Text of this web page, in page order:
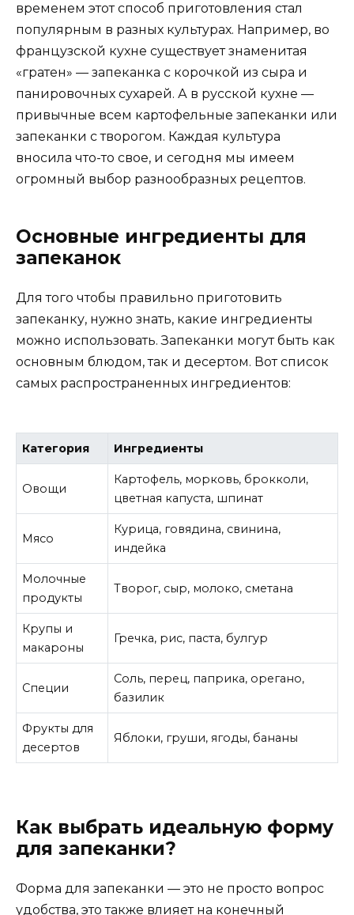
временем этот способ приготовления стал
популярным в разных культурах. Например, во
французской кухне существует знаменитая
«гратен» — запеканка с корочкой из сыра и
панировочных сухарей. А в русской кухне —
привычные всем картофельные запеканки или
запеканки с творогом. Каждая культура
вносила что-то свое, и сегодня мы имеем
огромный выбор разнообразных рецептов.
Основные ингредиенты для
запеканок
Для того чтобы правильно приготовить
запеканку, нужно знать, какие ингредиенты
можно использовать. Запеканки могут быть как
основным блюдом, так и десертом. Вот список
самых распространенных ингредиентов:
Категория Ингредиенты
Овощи
Картофель, морковь, брокколи,
цветная капуста, шпинат
Мясо
Курица, говядина, свинина,
индейка
Молочные
продукты
Творог, сыр, молоко, сметана
Крупы и
макароны
Гречка, рис, паста, булгур
Специи
Соль, перец, паприка, орегано,
базилик
Фрукты для
десертов
Яблоки, груши, ягоды, бананы
Как выбрать идеальную форму
для запеканки?
Форма для запеканки — это не просто вопрос
удобства, это также влияет на конечный